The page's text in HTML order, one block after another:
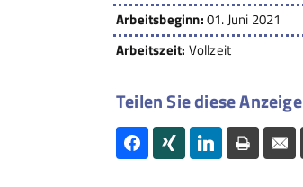
Arbeitsbeginn:01. Juni 2021
Arbeitszeit: Vollzeit
Teilen Sie diese Anzeige